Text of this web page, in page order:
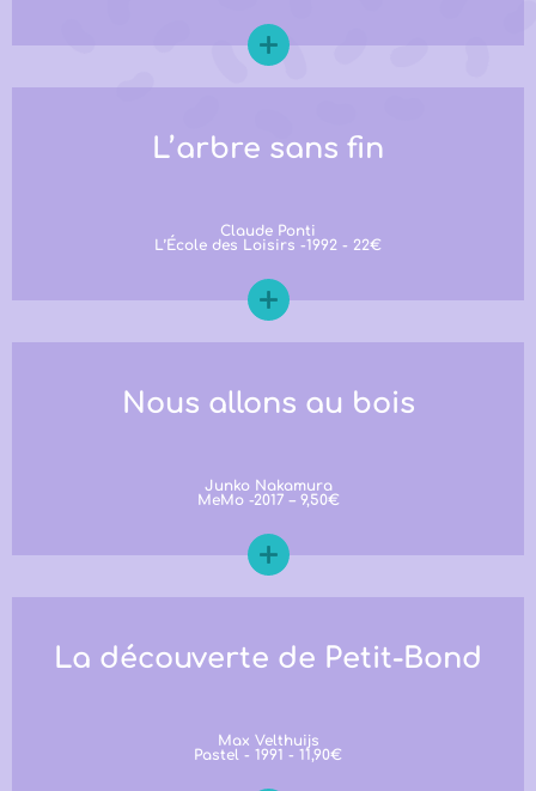
L’arbre sans fin
Claude Ponti
L’École des Loisirs -1992 - 22€
Nous allons au bois
Junko Nakamura
MeMo -2017 – 9,50€
La découverte de Petit-Bond
Max Velthuijs
Pastel - 1991 - 11,90€